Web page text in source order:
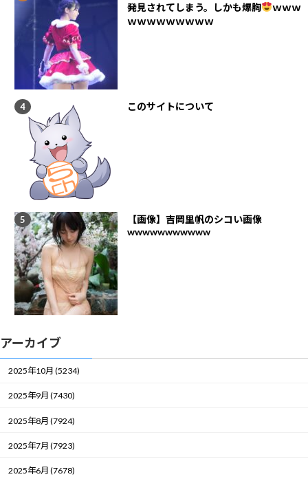
発見されてしまう。しかも爆胸
ｗｗｗ
ｗｗｗｗｗｗｗｗｗ
このサイトについて
【画像】吉岡里帆のシコい画像
wwwwwwwwwww
アーカイブ
2025年10月 (5234)
2025年9月 (7430)
2025年8月 (7924)
2025年7月 (7923)
2025年6月 (7678)